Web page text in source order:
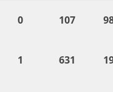
0 107
1 631